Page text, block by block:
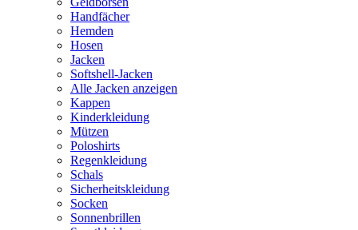
Handfächer
Hemden
Hosen
Jacken
Softshell-Jacken
Alle Jacken anzeigen
Kappen
Kinderkleidung
Mützen
Poloshirts
Regenkleidung
Schals
Sicherheitskleidung
Socken
Sonnenbrillen